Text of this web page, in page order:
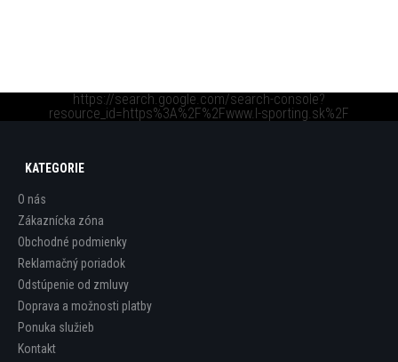
https://search.google.com/search-console?
resource_id=https%3A%2F%2Fwww.l-sporting.sk%2F
KATEGORIE
O nás
Zákaznícka zóna
Obchodné podmienky
Reklamačný poriadok
Odstúpenie od zmluvy
Doprava a možnosti platby
Ponuka služieb
Kontakt